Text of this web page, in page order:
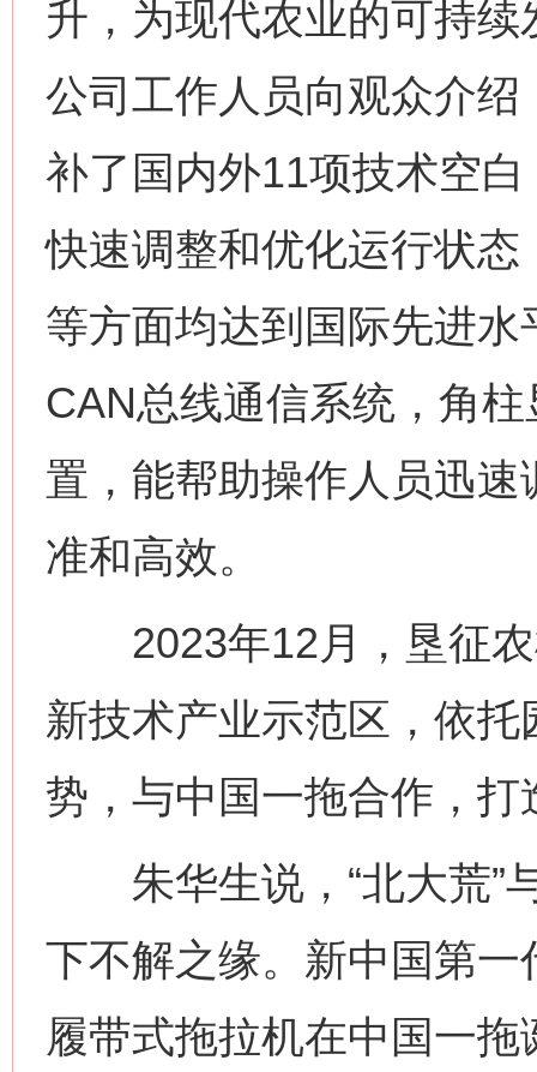
升，为现代农业的可持
公司工作人员向观众介
补了国内外11项技术空
快速调整和优化运行状
等方面均达到国际先进
CAN总线通信系统，角
置，能帮助操作人员迅
准和高效。
2023年12月，垦征农
新技术产业示范区，依
势，与中国一拖合作，打
朱华生说，“北大荒”与
下不解之缘。新中国第
履带式拖拉机在中国一